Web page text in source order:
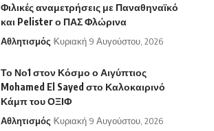
Φιλικές αναμετρήσεις με Παναθηναϊκό
και Pelister ο ΠΑΣ Φλώρινα
Αθλητισμός Κυριακή 9 Αυγούστου, 2026
Το Νο1 στον Κόσμο ο Αιγύπτιος
Mohamed El Sayed στο Καλοκαιρινό
Κάμπ του ΟΞΙΦ
Αθλητισμός Κυριακή 9 Αυγούστου, 2026